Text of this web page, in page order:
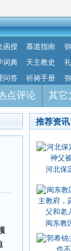
函授 慕道指南
词典 天主教史
问答 祈祷手册
点评论 其它
推荐资讯
河北保
闽东教